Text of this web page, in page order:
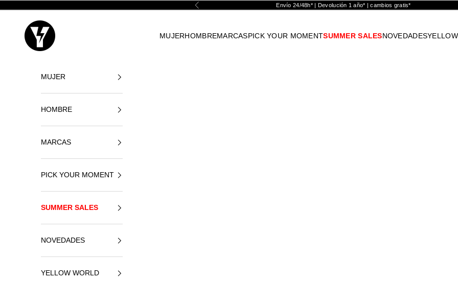
Anterior Envío 24/48h* | Devolución 1 año* | cambios gratis*
Yellowshop
MUJERHOMBREMARCASPICK YOUR MOMENTSUMMER SALESNOVEDADES
MUJER
HOMBRE
MARCAS
PICK YOUR MOMENT
SUMMER SALES
NOVEDADES
YELLOW WORLD